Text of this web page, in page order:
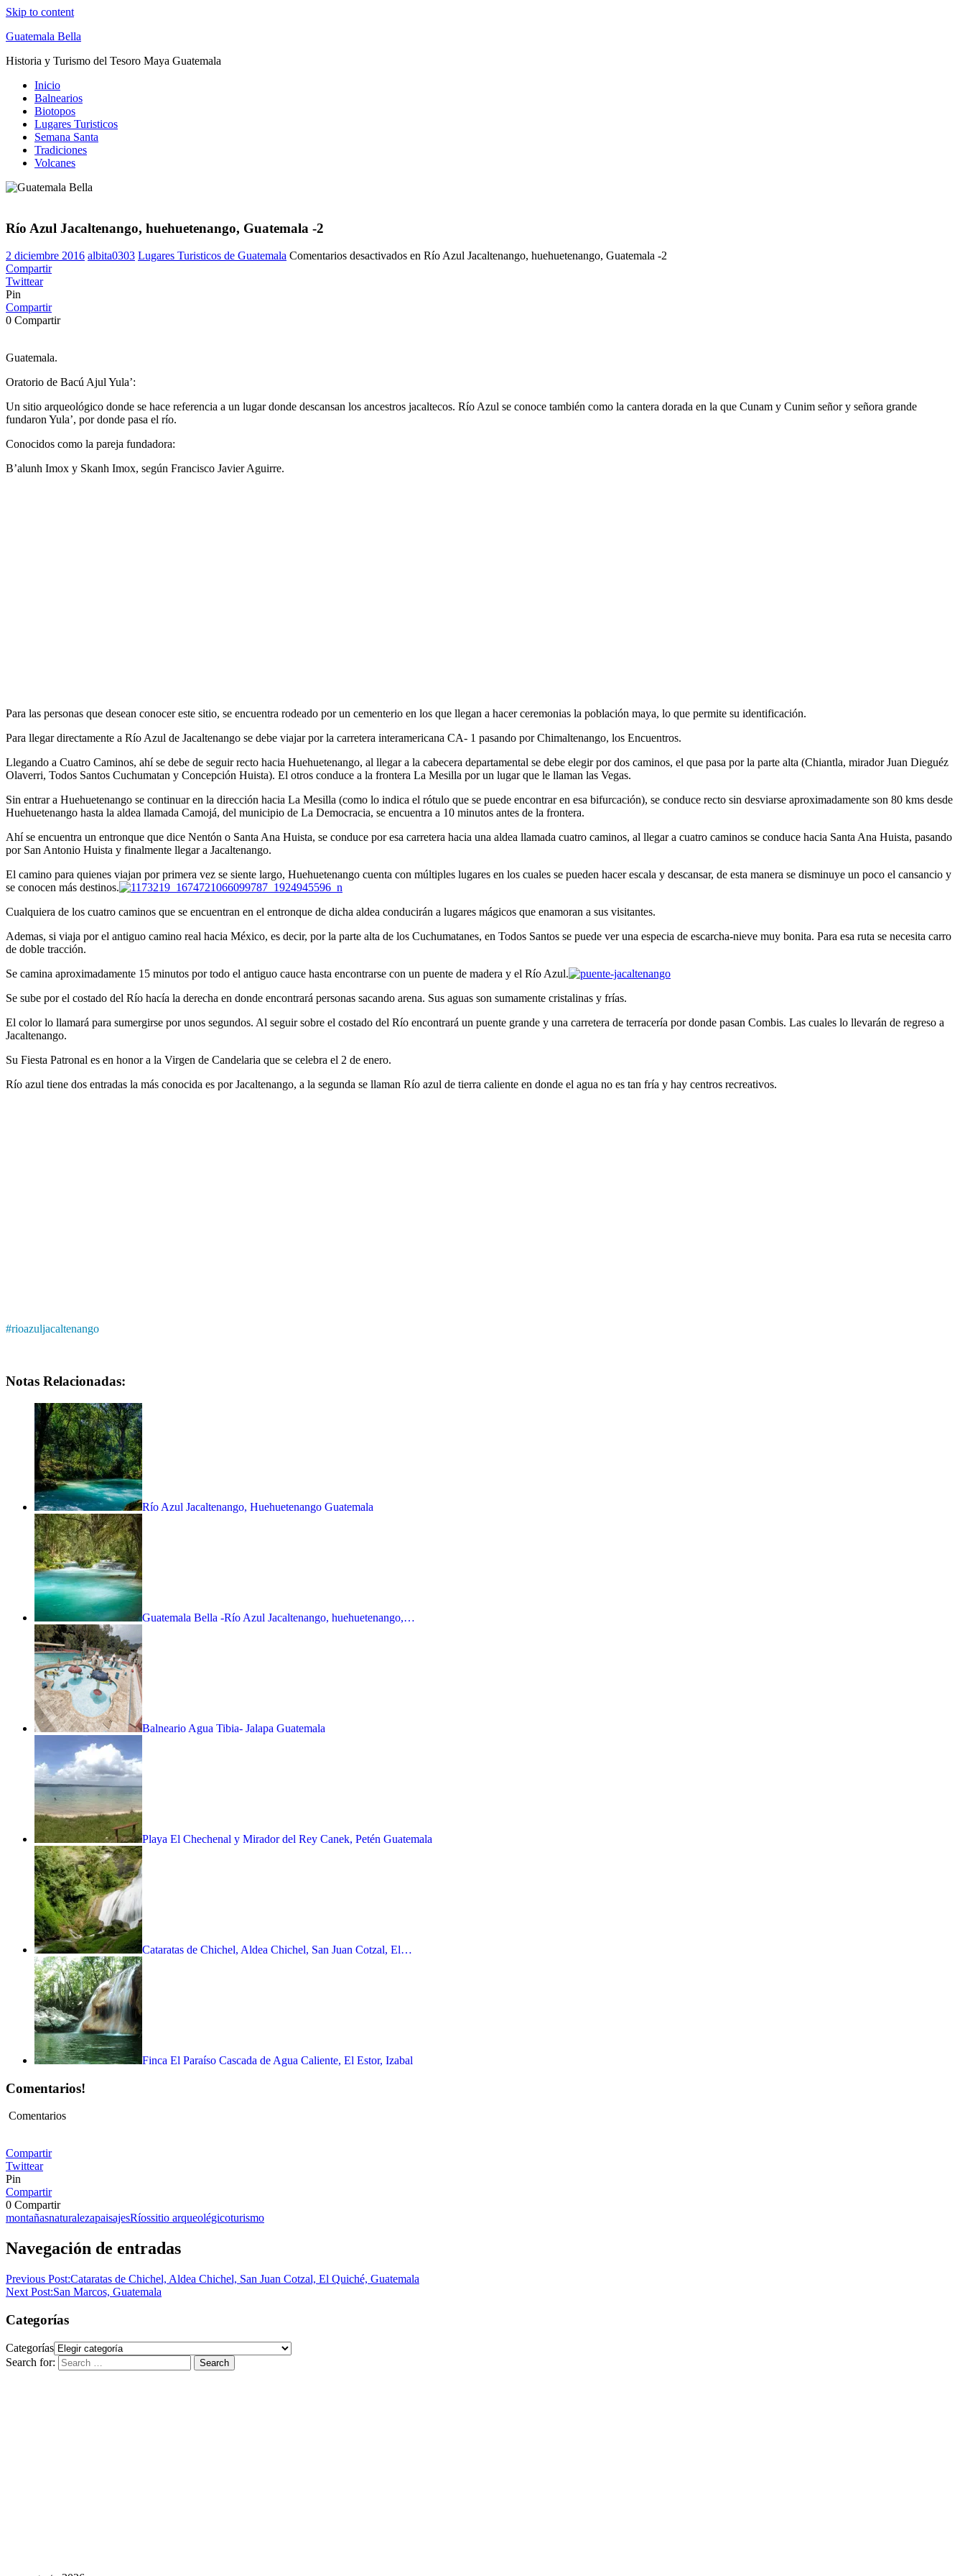
Skip to content
Guatemala Bella
Historia y Turismo del Tesoro Maya Guatemala
Inicio
Balnearios
Biotopos
Lugares Turisticos
Semana Santa
Tradiciones
Volcanes
Río Azul Jacaltenango, huehuetenango, Guatemala -2
2 diciembre 2016 albita0303 Lugares Turisticos de Guatemala Comentarios desactivados en Río Azul Jacaltenango, huehuetenango, Guatemala -2
Compartir
Twittear
Pin
Compartir
0 Compartir
Guatemala.
Oratorio de Bacú Ajul Yula’:
Un sitio arqueológico donde se hace referencia a un lugar donde descansan los ancestros jacaltecos. Río Azul se conoce también como la cantera dorada en la que Cunam y Cunim señor y señora grande
fundaron Yula’, por donde pasa el río.
Conocidos como la pareja fundadora:
B’alunh Imox y Skanh Imox, según Francisco Javier Aguirre.
Para las personas que desean conocer este sitio, se encuentra rodeado por un cementerio en los que llegan a hacer ceremonias la población maya, lo que permite su identificación.
Para llegar directamente a Río Azul de Jacaltenango se debe viajar por la carretera interamericana CA- 1 pasando por Chimaltenango, los Encuentros.
Llegando a Cuatro Caminos, ahí se debe de seguir recto hacia Huehuetenango, al llegar a la cabecera departamental se debe elegir por dos caminos, el que pasa por la parte alta (Chiantla, mirador Juan Dieguéz
Olaverri, Todos Santos Cuchumatan y Concepción Huista). El otros conduce a la frontera La Mesilla por un lugar que le llaman las Vegas.
Sin entrar a Huehuetenango se continuar en la dirección hacia La Mesilla (como lo indica el rótulo que se puede encontrar en esa bifurcación), se conduce recto sin desviarse aproximadamente son 80 kms desde
Huehuetenango hasta la aldea llamada Camojá, del municipio de La Democracia, se encuentra a 10 minutos antes de la frontera.
Ahí se encuentra un entronque que dice Nentón o Santa Ana Huista, se conduce por esa carretera hacia una aldea llamada cuatro caminos, al llegar a cuatro caminos se conduce hacia Santa Ana Huista, pasando
por San Antonio Huista y finalmente llegar a Jacaltenango.
El camino para quienes viajan por primera vez se siente largo, Huehuetenango cuenta con múltiples lugares en los cuales se pueden hacer escala y descansar, de esta manera se disminuye un poco el cansancio y
se conocen más destinos.
Cualquiera de los cuatro caminos que se encuentran en el entronque de dicha aldea conducirán a lugares mágicos que enamoran a sus visitantes.
Ademas, si viaja por el antiguo camino real hacia México, es decir, por la parte alta de los Cuchumatanes, en Todos Santos se puede ver una especia de escarcha-nieve muy bonita. Para esa ruta se necesita carro
de doble tracción.
Se camina aproximadamente 15 minutos por todo el antiguo cauce hasta encontrarse con un puente de madera y el Río Azul.
Se sube por el costado del Río hacía la derecha en donde encontrará personas sacando arena. Sus aguas son sumamente cristalinas y frías.
El color lo llamará para sumergirse por unos segundos. Al seguir sobre el costado del Río encontrará un puente grande y una carretera de terracería por donde pasan Combis. Las cuales lo llevarán de regreso a
Jacaltenango.
Su Fiesta Patronal es en honor a la Virgen de Candelaria que se celebra el 2 de enero.
Río azul tiene dos entradas la más conocida es por Jacaltenango, a la segunda se llaman Río azul de tierra caliente en donde el agua no es tan fría y hay centros recreativos.
#rioazuljacaltenango
Notas Relacionadas:
Río Azul Jacaltenango, Huehuetenango Guatemala
Guatemala Bella -Río Azul Jacaltenango, huehuetenango,…
Balneario Agua Tibia- Jalapa Guatemala
Playa El Chechenal y Mirador del Rey Canek, Petén Guatemala
Cataratas de Chichel, Aldea Chichel, San Juan Cotzal, El…
Finca El Paraíso Cascada de Agua Caliente, El Estor, Izabal
Comentarios!
Comentarios
Compartir
Twittear
Pin
Compartir
0 Compartir
montañasnaturalezapaisajesRíossitio arqueolégicoturismo
Navegación de entradas
Previous Post:Cataratas de Chichel, Aldea Chichel, San Juan Cotzal, El Quiché, Guatemala
Next Post:San Marcos, Guatemala
Categorías
Categorías
Search for:
Search